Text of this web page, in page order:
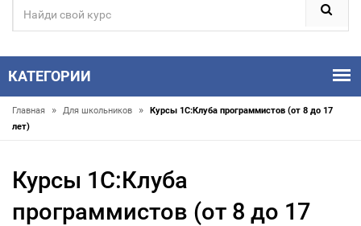
КАТЕГОРИИ
Главная » Для школьников »
Курсы 1С:Клуба программистов (от 8 до 17
лет)
Курсы 1С:Клуба
программистов (от 8 до 17